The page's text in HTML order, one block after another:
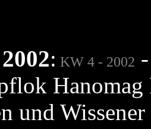
: KW 4 - 2002
und